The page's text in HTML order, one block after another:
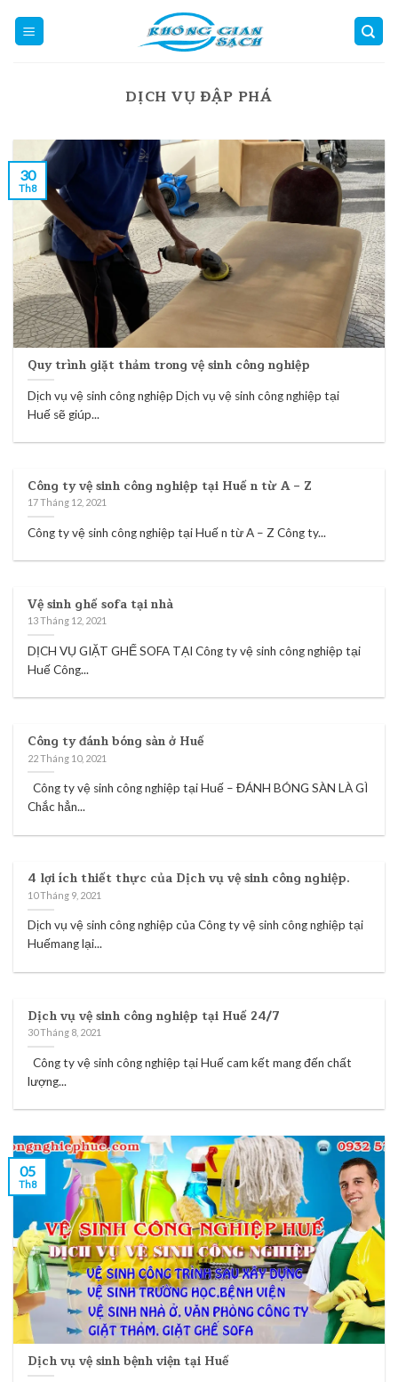
DỊCH VỤ ĐẬP PHÁ
Quy trình giặt thảm trong vệ sinh công nghiệp
Dịch vụ vệ sinh công nghiệp Dịch vụ vệ sinh công nghiệp tại
Huế sẽ giúp...
30
Th8
Công ty vệ sinh công nghiệp tại Huế n từ A – Z
17 Tháng 12, 2021
Công ty vệ sinh công nghiệp tại Huế n từ A – Z Công ty...
Vệ sinh ghế sofa tại nhà
13 Tháng 12, 2021
DỊCH VỤ GIẶT GHẾ SOFA TẠI Công ty vệ sinh công nghiệp tại
Huế Công...
Công ty đánh bóng sàn ở Huế
22 Tháng 10, 2021
Công ty vệ sinh công nghiệp tại Huế – ĐÁNH BÓNG SÀN LÀ GÌ
Chắc hẳn...
4 lợi ích thiết thực của Dịch vụ vệ sinh công nghiệp.
10 Tháng 9, 2021
Dịch vụ vệ sinh công nghiệp của Công ty vệ sinh công nghiệp tại
Huếmang lại...
Dịch vụ vệ sinh công nghiệp tại Huế 24/7
30 Tháng 8, 2021
Công ty vệ sinh công nghiệp tại Huế cam kết mang đến chất
lượng...
Dịch vụ vệ sinh bệnh viện tại Huế
05
Th8